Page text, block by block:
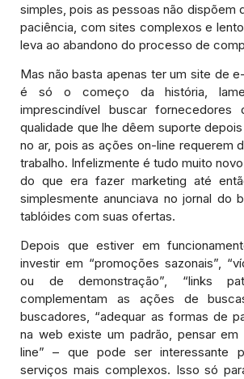
simples, pois as pessoas não dispõem
paciência, com sites complexos e
leva ao abandono do processo de
Mas não basta apenas ter um site de
é só o começo da história,
imprescindível buscar fornecedores
qualidade que lhe dêem suporte
no ar, pois as ações on-line requerem
trabalho. Infelizmente é tudo muito
do que era fazer marketing até
simplesmente anunciava no jornal do
tablóides com suas ofertas.
Depois que estiver em
investir em “promoções sazonais”,
ou de demonstração”, “links
complementam as ações de
buscadores, “adequar as formas de
na web existe um padrão, pensar
line” – que pode ser interessante
serviços mais complexos. Isso só